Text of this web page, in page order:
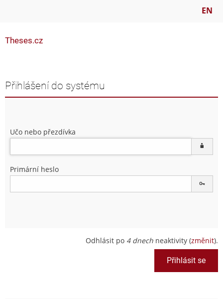
EN
Theses.cz
Přihlášení do systému
Učo nebo přezdívka
Primární heslo
Odhlásit po 4 dnech neaktivity (změnit).